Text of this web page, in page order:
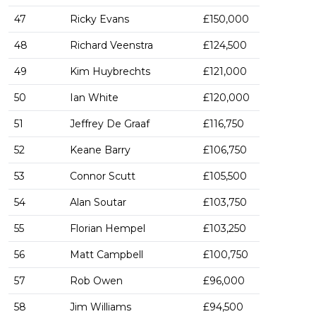
47 Ricky Evans £150,000
48 Richard Veenstra £124,500
49 Kim Huybrechts £121,000
50 Ian White £120,000
51 Jeffrey De Graaf £116,750
52 Keane Barry £106,750
53 Connor Scutt £105,500
54 Alan Soutar £103,750
55 Florian Hempel £103,250
56 Matt Campbell £100,750
57 Rob Owen £96,000
58 Jim Williams £94,500